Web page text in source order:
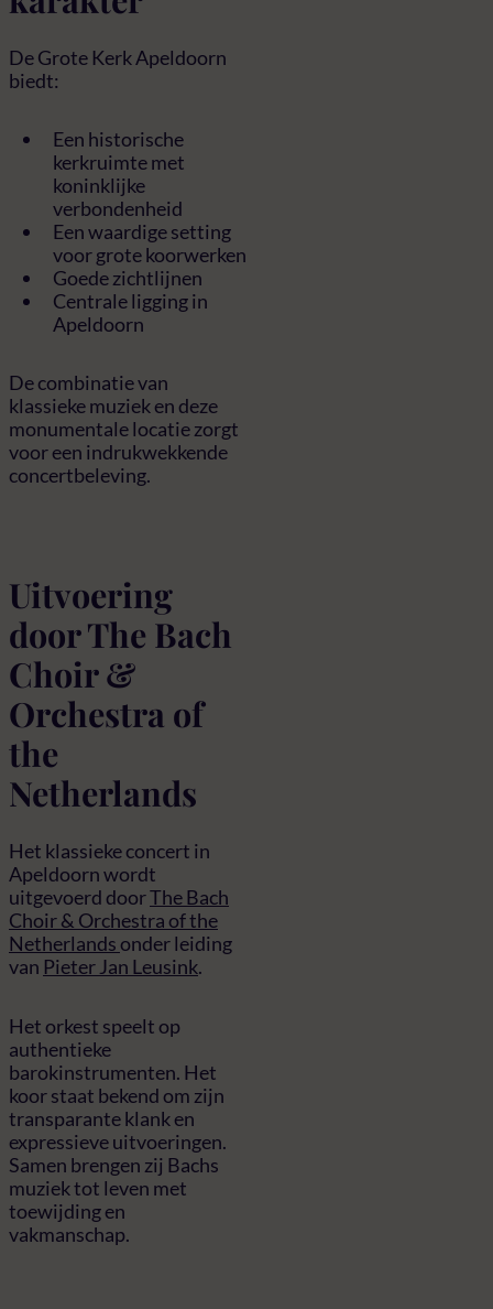
De Grote Kerk Apeldoorn
biedt:
Een historische
kerkruimte met
koninklijke
verbondenheid
Een waardige setting
voor grote koorwerken
Goede zichtlijnen
Centrale ligging in
Apeldoorn
De combinatie van
klassieke muziek en deze
monumentale locatie zorgt
voor een indrukwekkende
concertbeleving.
Uitvoering
door The Bach
Choir &
Orchestra of
the
Netherlands
Het klassieke concert in
Apeldoorn wordt
uitgevoerd doorThe Bach
Choir & Orchestra of the
Netherlandsonder leiding
van Pieter Jan Leusink.
Het orkest speelt op
authentieke
barokinstrumenten. Het
koor staat bekend om zijn
transparante klank en
expressieve uitvoeringen.
Samen brengen zij Bachs
muziek tot leven met
toewijding en
vakmanschap.